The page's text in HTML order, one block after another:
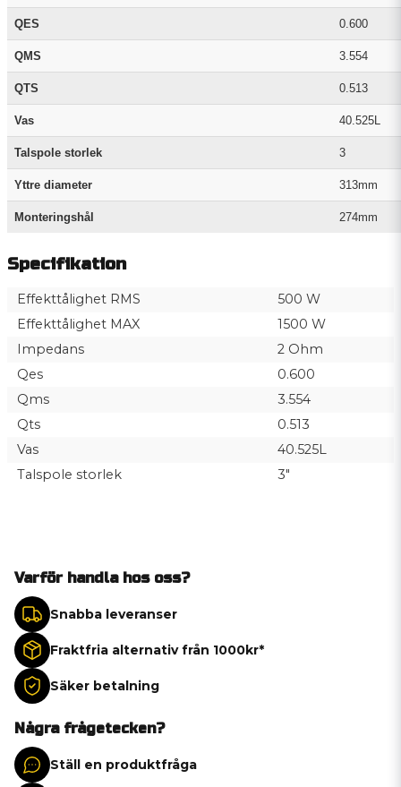
QES 0.600
QMS 3.554
QTS 0.513
Vas 40.525L
Talspole storlek 3
Yttre diameter 313mm
Monteringshål 274mm
Specifikation
Effekttålighet RMS
500 W
Effekttålighet MAX
1500 W
Impedans
2 Ohm
Qes
0.600
Qms
3.554
Qts
0.513
Vas
40.525L
Talspole storlek
3"
Varför handla hos oss?
Snabba leveranser
Fraktfria alternativ från 1000kr*
Säker betalning
Några frågetecken?
Ställ en produktfråga